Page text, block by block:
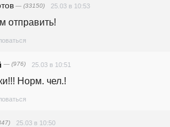
— (33150) 25.03 в 10:53
отправить!
— (976) 25.03 в 10:51
Норм. чел.!
25.03 в 10:50